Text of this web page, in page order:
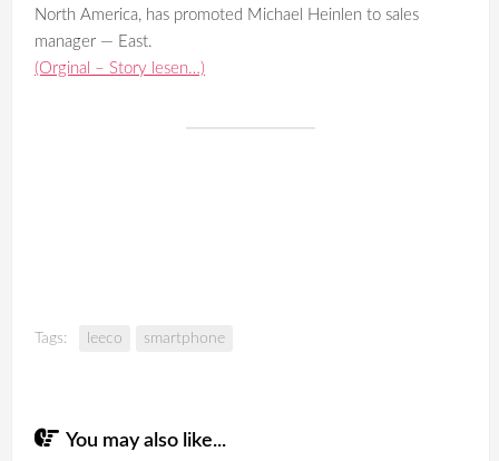
North America, has promoted Michael Heinlen to sales
manager — East.
(Orginal – Story lesen…)
Tags: leeco smartphone
You may also like...